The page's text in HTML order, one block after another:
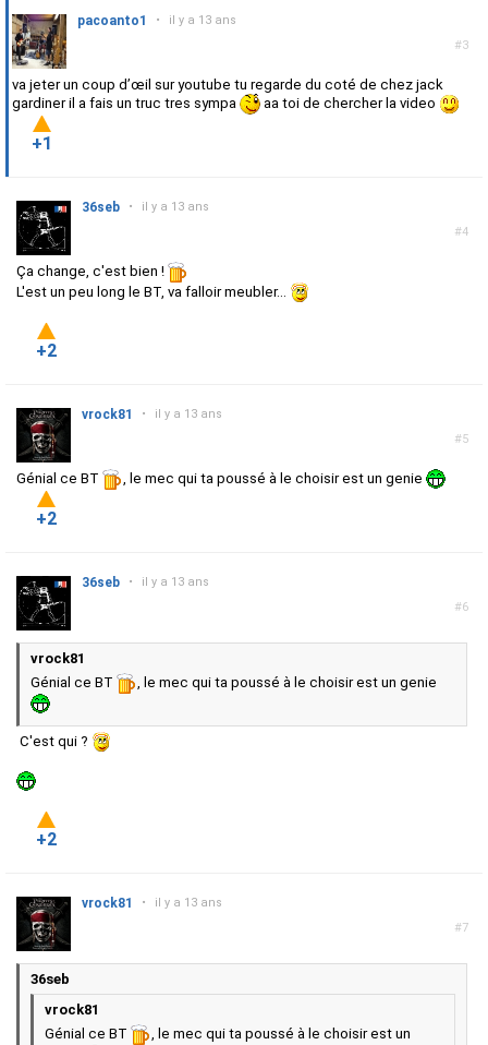
#3
pacoanto1 • il y a 13 ans
va jeter un coup d’œil sur youtube tu regarde du coté de chez jack
gardiner il a fais un truc tres sympa
aa toi de chercher la video
+1
#4
36seb • il y a 13 ans
Ça change, c'est bien !
L'est un peu long le BT, va falloir meubler...
+2
#5
vrock81 • il y a 13 ans
Génial ce BT , le mec qui ta poussé à le choisir est un genie
+2
#6
36seb • il y a 13 ans
vrock81
Génial ce BT
, le mec qui ta poussé à le choisir est un genie
C'est qui ?
+2
#7
vrock81 • il y a 13 ans
36seb
vrock81
Génial ce BT
, le mec qui ta poussé à le choisir est un